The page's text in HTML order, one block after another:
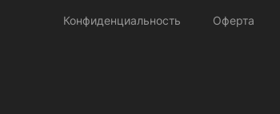
Конфиденциальность Оферта